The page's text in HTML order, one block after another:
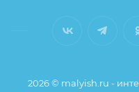
2026 © malyish.ru -